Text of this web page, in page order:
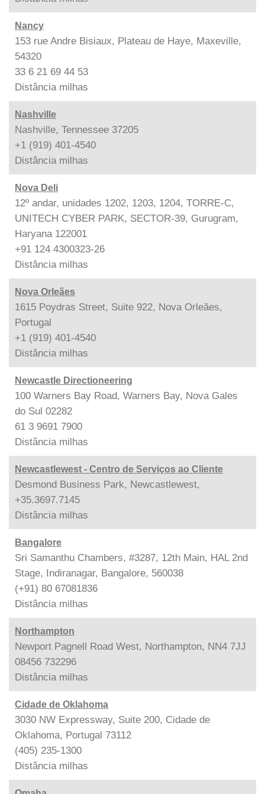
Nancy
153 rue Andre Bisiaux, Plateau de Haye, Maxeville,
54320
33 6 21 69 44 53
Distância milhas
Nashville
Nashville, Tennessee 37205
+1 (919) 401-4540
Distância milhas
Nova Deli
12º andar, unidades 1202, 1203, 1204, TORRE-C,
UNITECH CYBER PARK, SECTOR-39, Gurugram,
Haryana 122001
+91 124 4300323-26
Distância milhas
Nova Orleães
1615 Poydras Street, Suite 922, Nova Orleães,
Portugal
+1 (919) 401-4540
Distância milhas
Newcastle Directioneering
100 Warners Bay Road, Warners Bay, Nova Gales
do Sul 02282
61 3 9691 7900
Distância milhas
Newcastlewest - Centro de Serviços ao Cliente
Desmond Business Park, Newcastlewest,
+35.3697.7145
Distância milhas
Bangalore
Sri Samanthu Chambers, #3287, 12th Main, HAL 2nd
Stage, Indiranagar, Bangalore, 560038
(+91) 80 67081836
Distância milhas
Northampton
Newport Pagnell Road West, Northampton, NN4 7JJ
08456 732296
Distância milhas
Cidade de Oklahoma
3030 NW Expressway, Suite 200, Cidade de
Oklahoma, Portugal 73112
(405) 235-1300
Distância milhas